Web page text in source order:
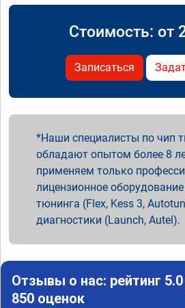
Стоимость: от
Записаться
Наши специалисты по чип
обладают опытом более 8
применяем только
лицензионное
тюнинга (Flex, Kess 3,
диагностики (Launch, Autel).
Отзывы о нас: рейтинг
850 оценок